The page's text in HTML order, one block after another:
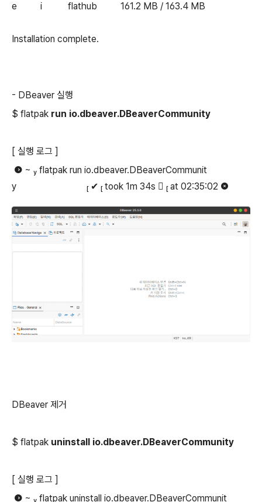
e i flathub 161.2 MB / 163.4 MB
Installation complete.
- DBeaver 실행
$ flatpak run io.dbeaver.DBeaverCommunity
[ 실행 로그 ]
 ~  flatpak run io.dbeaver.DBeaverCommunit
y  ✔  took 1m 34s   at 02:35:02 
DBeaver 제거
$ flatpak uninstall io.dbeaver.DBeaverCommunity
[ 실행 로그 ]
 ~  flatpak uninstall io.dbeaver.DBeaverCommunit